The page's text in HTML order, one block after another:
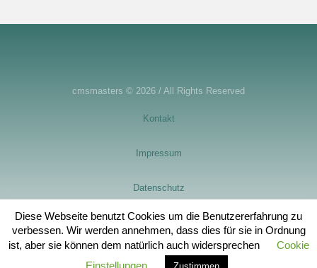
cmsmasters © 2026 / All Rights Reserved
Kontakt
Impressum
Datenschutz
Spendenkonto
Diese Webseite benutzt Cookies um die Benutzererfahrung zu
verbessen. Wir werden annehmen, dass dies für sie in Ordnung
ist, aber sie können dem natürlich auch widersprechen
Cookie
Einstellungen